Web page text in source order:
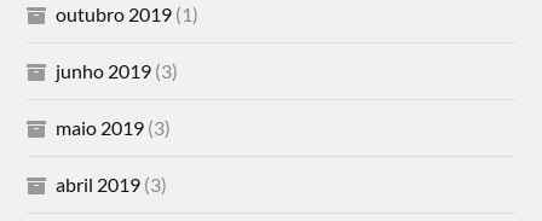
outubro 2019 (1)
junho 2019 (3)
maio 2019 (3)
abril 2019 (3)